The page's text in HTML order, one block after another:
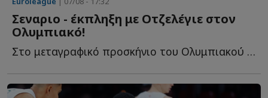
Σεναριο - έκπληξη με Οτζελέγιε στον
Ολυμπιακό!
Στο μεταγραφικό προσκήνιο του Ολυμπιακού παραμένει η...